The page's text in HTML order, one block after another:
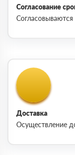
Согласование
Согласовываются
Доставка
Осуществление